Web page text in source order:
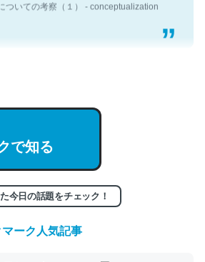
ので貴重な良記事。/続編来た
entry/2023/03/27
ついての考察（１） - conceptualization
で知る
今日の話題をチェック！
ーク人気記事